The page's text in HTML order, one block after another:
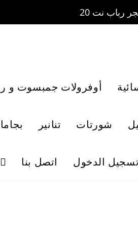
أوفرولات جمبسوت و
شورتات تنانير
تسجيل الدخول اتصل بنا